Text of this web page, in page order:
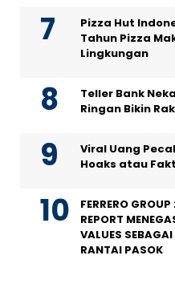
Pizza Hut
Tahun Pizza
Lingkungan
Teller Bank
Ringan Bikin
Viral Uang
Hoaks atau
FERRERO
REPORT
VALUES
RANTAI PASOK